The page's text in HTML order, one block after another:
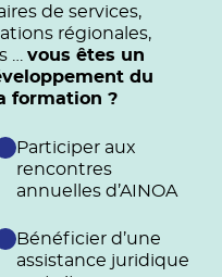
de services,
régionales,
… vous êtes un
du
formation ?
Participer aux
rencontres
annuelles d’AINOA
Bénéficier d’une
assistance juridique